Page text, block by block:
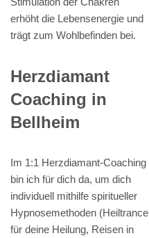
erhöht die Lebensenergie und
trägt zum Wohlbefinden bei.
Herzdiamant
Coaching in
Bellheim
Im 1:1 Herzdiamant-Coaching
bin ich für dich da, um dich
individuell mithilfe spiritueller
Hypnosemethoden (Heiltrance
für deine Heilung, Reisen in